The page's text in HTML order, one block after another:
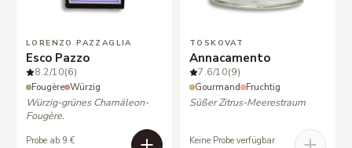
LORENZO PAZZAGLIA
Esco Pazzo
8.2/10(6)
Fougère Würzig
Würzig-grünes Chamäleon-
Fougère.
Probe ab 9 €
TOSKOVAT
Annacamento
7.6/10(9)
Gourmand Fruchtig
Süßer Zitrus-Meerestraum
Keine Probe verfügbar